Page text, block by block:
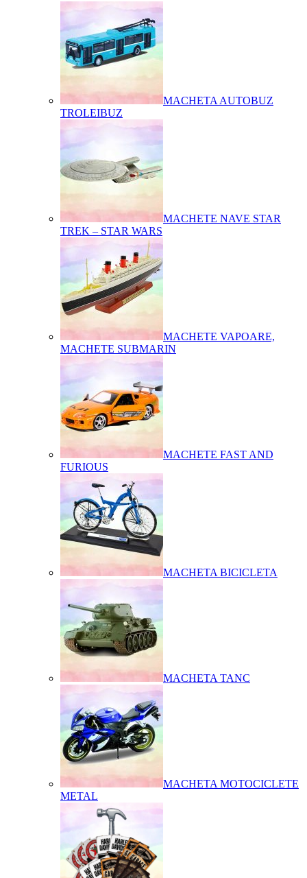
MACHETA AUTOBUZ
TROLEIBUZ
MACHETE NAVE STAR
TREK – STAR WARS
MACHETE VAPOARE,
MACHETE SUBMARIN
MACHETE FAST AND
FURIOUS
MACHETA BICICLETA
MACHETA TANC
MACHETA MOTOCICLETE
METAL